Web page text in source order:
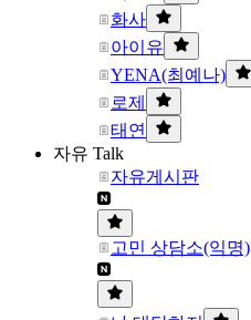
화사
아이유
YENA(최예나)
로제
태연
자유 Talk
자유게시판
고민 상담소(익명)